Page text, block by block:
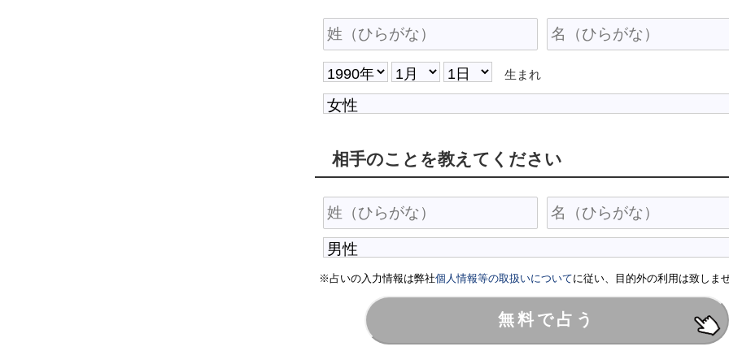
生まれ
相手のことを教えてください
※占いの入力情報は弊社個人情報等の取扱いについてに従い、目的外の利用は致しま